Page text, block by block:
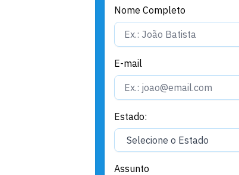
Nome Completo
E-mail
Estado:
Assunto